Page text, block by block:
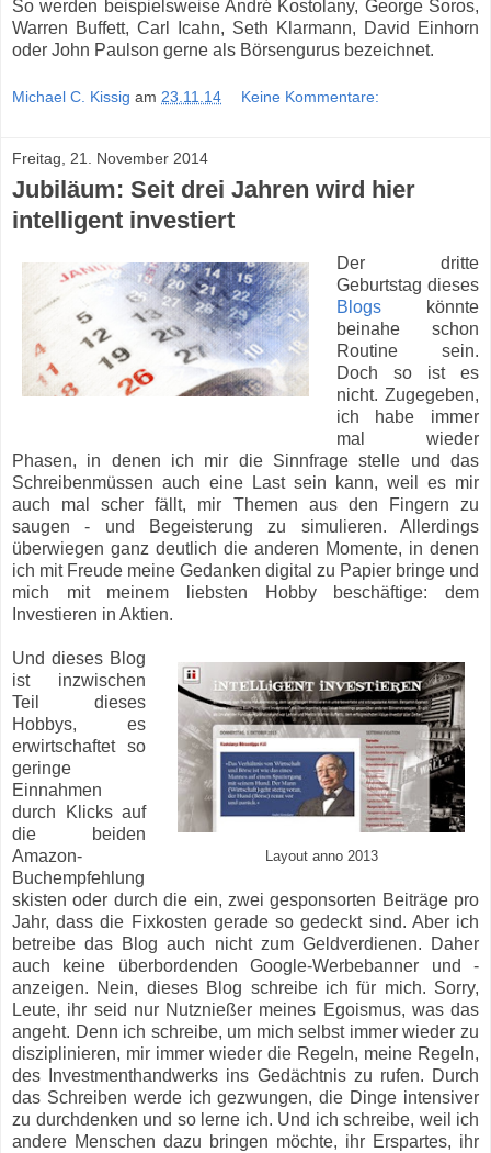
So werden beispielsweise André Kostolany, George Soros,
Warren Buffett, Carl Icahn, Seth Klarmann, David Einhorn
oder John Paulson gerne als Börsengurus bezeichnet.
Michael C. Kissig am 23.11.14 Keine Kommentare:
Freitag, 21. November 2014
Jubiläum: Seit drei Jahren wird hier
intelligent investiert
Der dritte
Geburtstag dieses
Blogskönnte
beinahe schon
Routine sein.
Doch so ist es
nicht. Zugegeben,
ich habe immer
mal wieder
Phasen, in denen ich mir die Sinnfrage stelle und das
Schreibenmüssen auch eine Last sein kann, weil es mir
auch mal scher fällt, mir Themen aus den Fingern zu
saugen - und Begeisterung zu simulieren. Allerdings
überwiegen ganz deutlich die anderen Momente, in denen
ich mit Freude meine Gedanken digital zu Papier bringe und
mich mit meinem liebsten Hobby beschäftige: dem
Investieren in Aktien.
Layout anno 2013
Und dieses Blog
ist inzwischen
Teil dieses
Hobbys, es
erwirtschaftet so
geringe
Einnahmen
durch Klicks auf
die beiden
Amazon-
Buchempfehlung
skisten oder durch die ein, zwei gesponsorten Beiträge pro
Jahr, dass die Fixkosten gerade so gedeckt sind. Aber ich
betreibe das Blog auch nicht zum Geldverdienen. Daher
auch keine überbordenden Google-Werbebanner und -
anzeigen. Nein, dieses Blog schreibe ich für mich. Sorry,
Leute, ihr seid nur Nutznießer meines Egoismus, was das
angeht. Denn ich schreibe, um mich selbst immer wieder zu
disziplinieren, mir immer wieder die Regeln, meine Regeln,
des Investmenthandwerks ins Gedächtnis zu rufen. Durch
das Schreiben werde ich gezwungen, die Dinge intensiver
zu durchdenken und so lerne ich. Und ich schreibe, weil ich
andere Menschen dazu bringen möchte, ihr Erspartes, ihr